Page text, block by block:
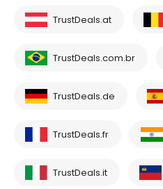
TrustDeals.at
TrustDeals.com.br
TrustDeals.de
TrustDeals.fr
TrustDeals.it